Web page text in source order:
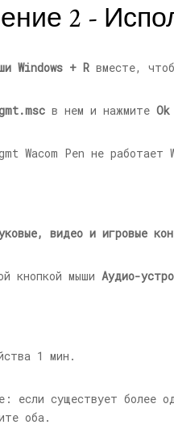
2 -
Windows + R вместе,
в нем и нажмите Ok
видео и игровые
кнопкой мыши Аудио-
если существует более
оба.